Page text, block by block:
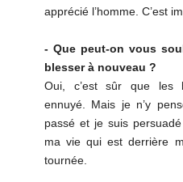
apprécié l’homme. C’est
- Que peut-on vous
blesser à nouveau ?
Oui, c’est sûr que les
ennuyé. Mais je n’y
passé et je suis
ma vie qui est derrière
tournée.